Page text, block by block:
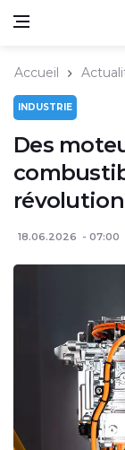
Accueil
INDUSTRIE
Des
18.06.2026 07:00